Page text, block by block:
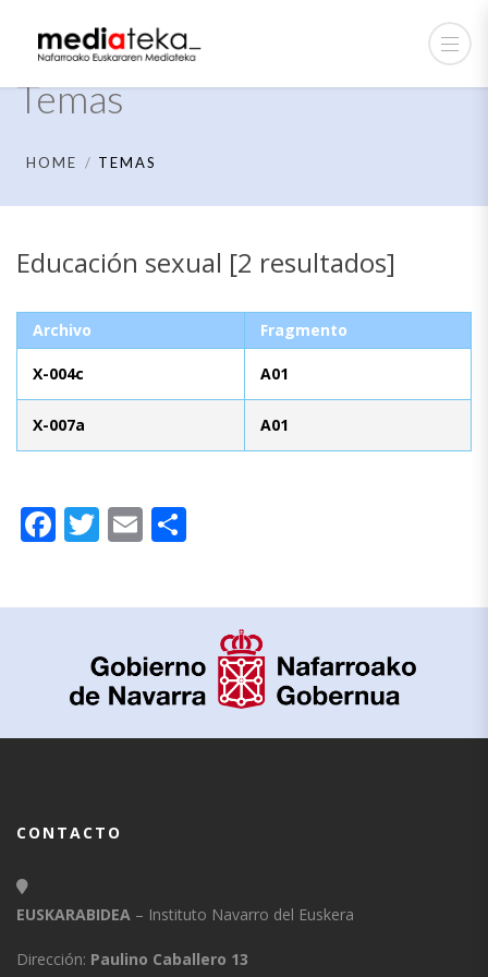
Temas
HOME TEMAS
Educación sexual [2 resultados]
Archivo Fragmento
X-004c A01
X-007a A01
Facebook
Twitter
Email
CONTACTO
EUSKARABIDEA – Instituto Navarro del Euskera
Dirección: Paulino Caballero 13